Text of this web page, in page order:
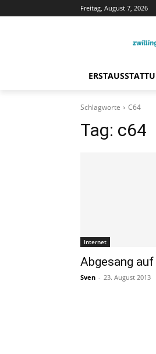
Freitag, August 7, 2026
Schlagworte C64
Tag: c64
Internet
Abgesang
Sven - 23. August 2013